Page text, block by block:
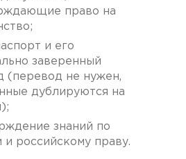
право на
и его
заверенный
(перевод не нужен,
дублируются на
знаний по
и российскому праву.